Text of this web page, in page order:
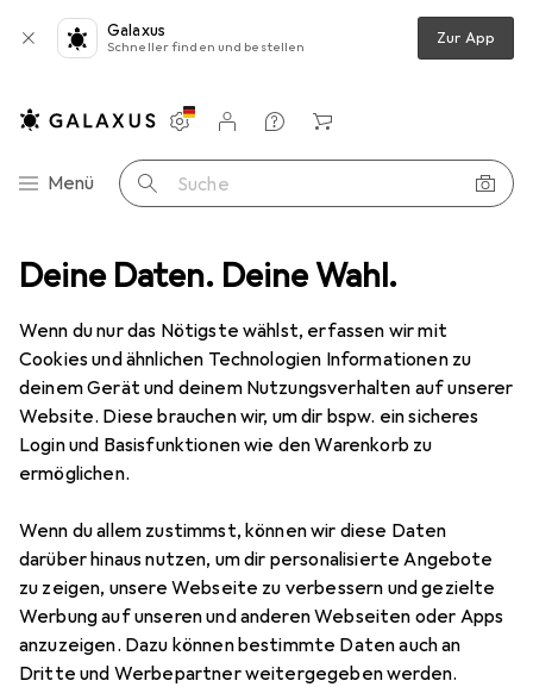
Deine Daten. Deine Wahl.
Wenn du nur das Nötigste wählst, erfassen wir mit
Cookies und ähnlichen Technologien Informationen zu
deinem Gerät und deinem Nutzungsverhalten auf unserer
Website. Diese brauchen wir, um dir bspw. ein sicheres
Login und Basisfunktionen wie den Warenkorb zu
ermöglichen.
Wenn du allem zustimmst, können wir diese Daten
darüber hinaus nutzen, um dir personalisierte Angebote
zu zeigen, unsere Webseite zu verbessern und gezielte
Werbung auf unseren und anderen Webseiten oder Apps
anzuzeigen. Dazu können bestimmte Daten auch an
Dritte und Werbepartner weitergegeben werden.
Galaxus
Schneller finden und bestellen Zur App
Navigation nach Kategorien
Menü Suche
Einstellungen
Kundenkonto
Vergleichslisten
Merklisten
Warenkorb
Batterien + Akkus Batterien + Akkus Ansmann A 29 LR 29
3 Bilder
MENGENRABATT
AnsmannA 29 LR 29
1 Stk., A
Preis in EUR inkl. MwSt.
EUR
7,98
Schneller lieferbar